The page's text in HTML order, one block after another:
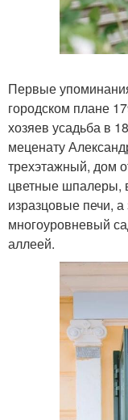
Первые
городском плане
хозяев усадьба в
меценату
трехэтажный, дом
цветные шпалеры,
изразцовые печи,
многоуровневый
аллеей.